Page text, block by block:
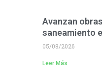
Avanzan
saneamiento
05/08/2026
Leer Más